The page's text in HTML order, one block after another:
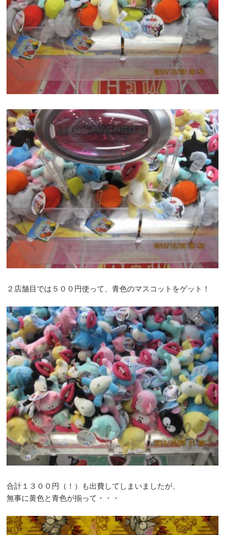
２店舗目では５００円使って、青色のマスコットをゲット！
合計１３００円（！）も出費してしまいましたが、
無事に黄色と青色が揃って・・・